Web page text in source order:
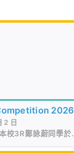
2026
2 日
校3R鄭詠蔚同學於